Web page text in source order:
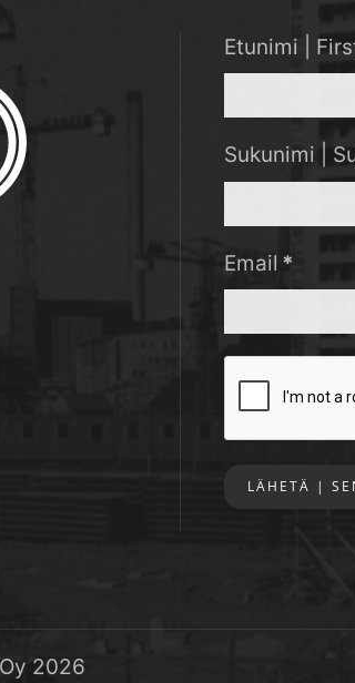
Etunimi |
Sukunimi |
Email *
LÄHETÄ |
2026